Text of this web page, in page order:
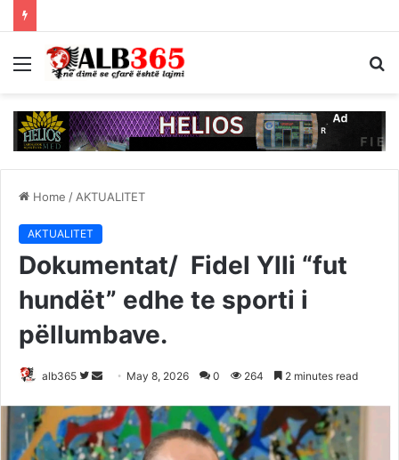
Menu
Home / AKTUALITET
AKTUALITET
Dokumentat/ Fidel Ylli “fut
hundët” edhe te sporti i
pëllumbave.
alb365
Follow
Twitter
Send
email
May 8, 2026 0 264 2 minutes read